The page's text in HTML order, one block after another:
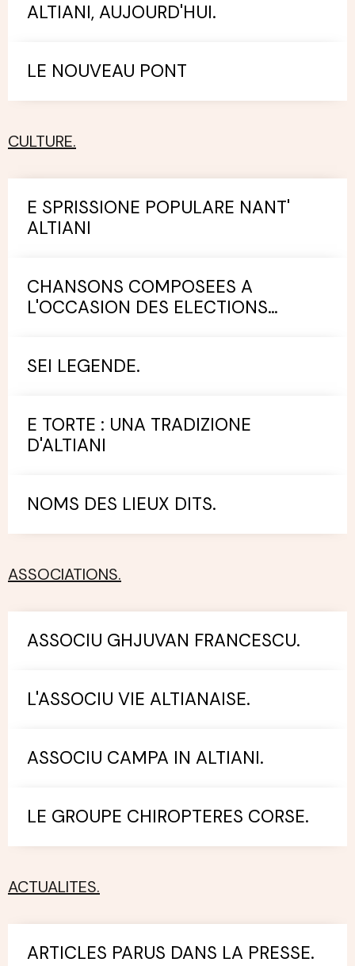
ALTIANI, AUJOURD'HUI.
LE NOUVEAU PONT
CULTURE.
E SPRISSIONE POPULARE NANT'
ALTIANI
CHANSONS COMPOSEES A
L'OCCASION DES ELECTIONS
SEI LEGENDE.
E TORTE : UNA TRADIZIONE
D'ALTIANI
NOMS DES LIEUX DITS.
ASSOCIATIONS.
ASSOCIU GHJUVAN FRANCESCU.
L'ASSOCIU VIE ALTIANAISE.
ASSOCIU CAMPA IN ALTIANI.
LE GROUPE CHIROPTERES CORSE.
ACTUALITES.
ARTICLES PARUS DANS LA PRESSE.